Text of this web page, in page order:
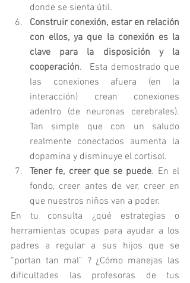
donde se sienta útil.
Construir conexión, estar en relación
con ellos, ya que la conexión es la
clave para la disposición y la
cooperación.  Esta demostrado que
las conexiones afuera (en la
interacción) crean conexiones
adentro (de neuronas cerebrales).
Tan simple que con un saludo
realmente conectados aumenta la
dopamina y disminuye el cortisol.
Tener fe, creer que se puede. En el
fondo, creer antes de ver, creer en
que nuestros niños van a poder.
En tu consulta ¿qué estrategias o
herramientas ocupas para ayudar a los
padres a regular a sus hijos que se
“portan tan mal” ? ¿Cómo manejas las
dificultades las profesoras de tus